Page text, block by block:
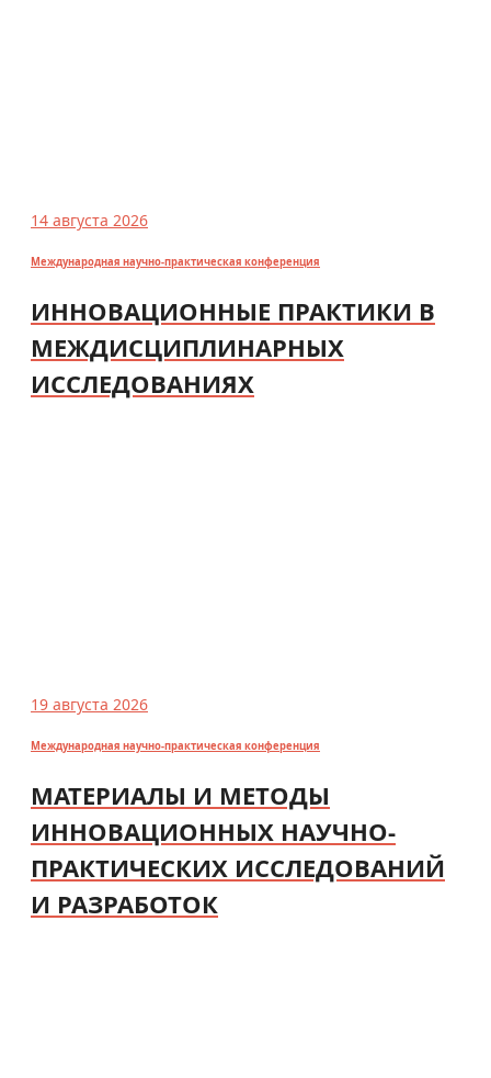
14 августа 2026
Международная научно-практическая конференция
ИННОВАЦИОННЫЕ ПРАКТИКИ В
МЕЖДИСЦИПЛИНАРНЫХ
ИССЛЕДОВАНИЯХ
19 августа 2026
Международная научно-практическая конференция
МАТЕРИАЛЫ И МЕТОДЫ
ИННОВАЦИОННЫХ НАУЧНО-
ПРАКТИЧЕСКИХ ИССЛЕДОВАНИЙ
И РАЗРАБОТОК